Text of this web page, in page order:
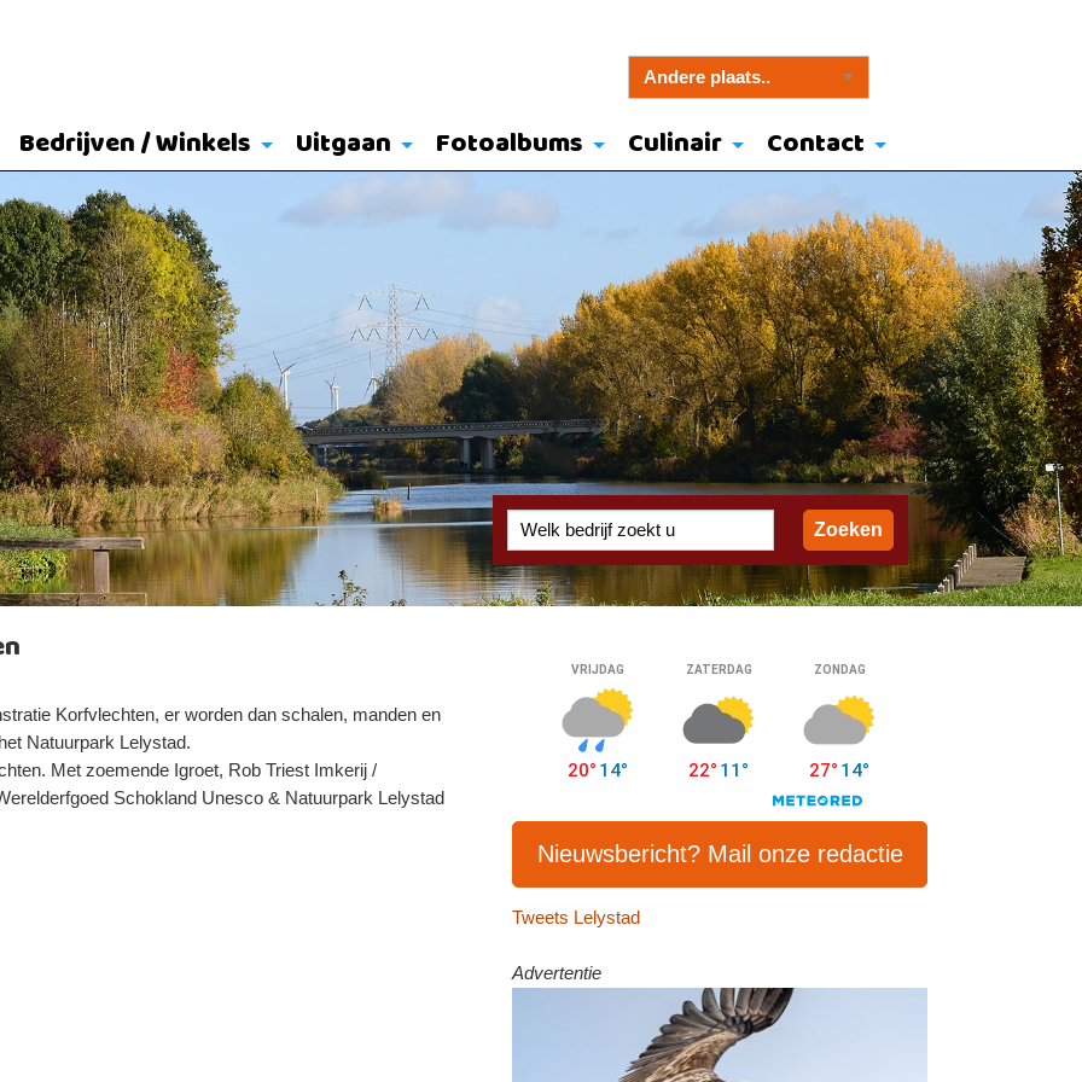
Bedrijven / Winkels Uitgaan Fotoalbums Culinair Contact
Korfvlechten, er worden dan schalen, manden en
Natuurpark Lelystad.
Met zoemende Igroet, Rob Triest Imkerij /
Schokland Unesco & Natuurpark Lelystad
Nieuwsbericht? Mail onze redactie
Tweets Lelystad
Advertentie